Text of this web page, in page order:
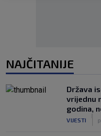
NAJČITANIJE
Država
vrijednu
godina,
VIJESTI